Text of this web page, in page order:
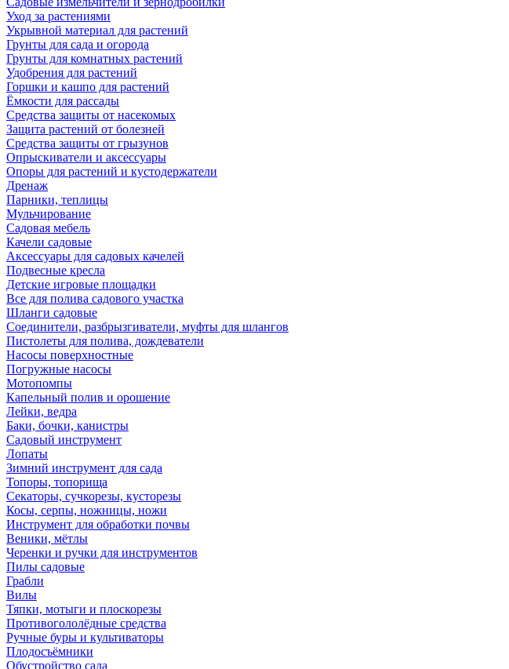
Уход за растениями
Укрывной материал для растений
Грунты для сада и огорода
Грунты для комнатных растений
Удобрения для растений
Горшки и кашпо для растений
Ёмкости для рассады
Средства защиты от насекомых
Защита растений от болезней
Средства защиты от грызунов
Опрыскиватели и аксессуары
Опоры для растений и кустодержатели
Дренаж
Парники, теплицы
Мульчирование
Садовая мебель
Качели садовые
Аксессуары для садовых качелей
Подвесные кресла
Детские игровые площадки
Все для полива садового участка
Шланги садовые
Соединители, разбрызгиватели, муфты для шлангов
Пистолеты для полива, дождеватели
Насосы поверхностные
Погружные насосы
Мотопомпы
Капельный полив и орошение
Лейки, ведра
Баки, бочки, канистры
Садовый инструмент
Лопаты
Зимний инструмент для сада
Топоры, топорища
Секаторы, сучкорезы, кусторезы
Косы, серпы, ножницы, ножи
Инструмент для обработки почвы
Веники, мётлы
Черенки и ручки для инструментов
Пилы садовые
Грабли
Вилы
Тяпки, мотыги и плоскорезы
Противогололёдные средства
Ручные буры и культиваторы
Плодосъёмники
Обустройство сада